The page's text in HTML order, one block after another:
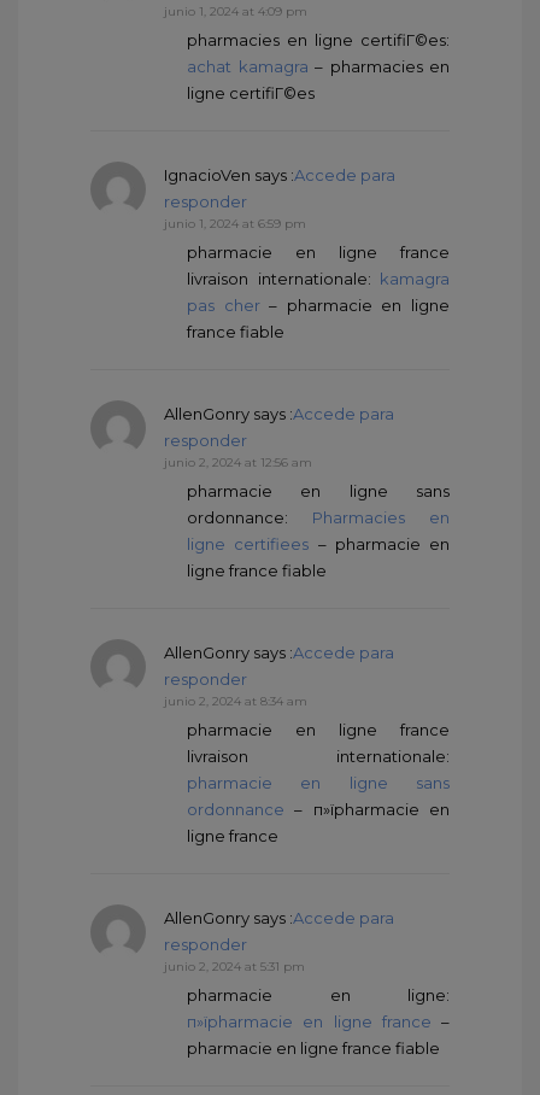
junio 1, 2024 at 4:09 pm
pharmacies en ligne certifiГ©es:
achat kamagra – pharmacies en
ligne certifiГ©es
IgnacioVen says :Accede para
responder
junio 1, 2024 at 6:59 pm
pharmacie en ligne france
livraison internationale: kamagra
pas cher– pharmacie en ligne
france fiable
AllenGonry says :Accede para
responder
junio 2, 2024 at 12:56 am
pharmacie en ligne sans
ordonnance: Pharmacies en
ligne certifiees – pharmacie en
ligne france fiable
AllenGonry says :Accede para
responder
junio 2, 2024 at 8:34 am
pharmacie en ligne france
livraison internationale:
pharmacie en ligne sans
ordonnance – п»їpharmacie en
ligne france
AllenGonry says :Accede para
responder
junio 2, 2024 at 5:31 pm
pharmacie en ligne:
п»їpharmacie en ligne france –
pharmacie en ligne france fiable